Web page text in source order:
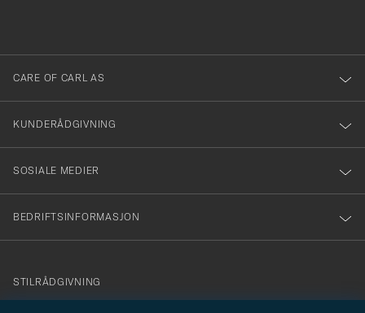
dig
till
vårt
nyhetsbrev!
CARE OF CARL AS
KUNDERÅDGIVNING
SOSIALE MEDIER
BEDRIFTSINFORMASJON
info@careofcarl.no
STILRÅDGIVNING